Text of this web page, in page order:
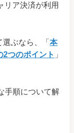
リア決済が利用
ぶなら、「 本
2つのポイント 」
手順について解